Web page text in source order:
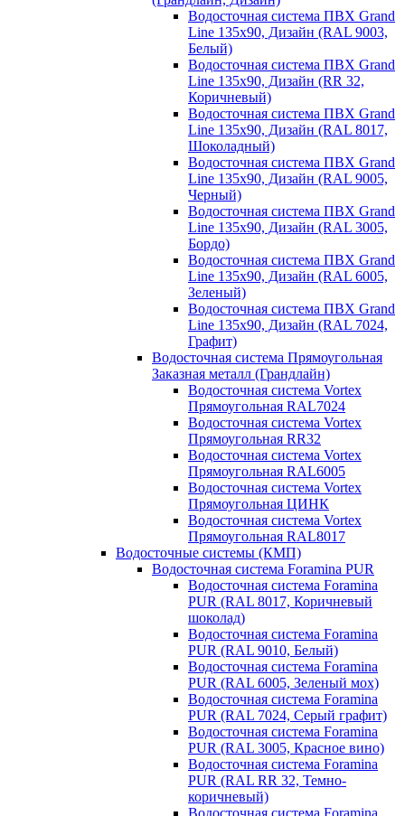
Водосточная система ПВХ Grand
Line 135х90, Дизайн (RAL 9003,
Белый)
Водосточная система ПВХ Grand
Line 135х90, Дизайн (RR 32,
Коричневый)
Водосточная система ПВХ Grand
Line 135х90, Дизайн (RAL 8017,
Шоколадный)
Водосточная система ПВХ Grand
Line 135х90, Дизайн (RAL 9005,
Черный)
Водосточная система ПВХ Grand
Line 135х90, Дизайн (RAL 3005,
Бордо)
Водосточная система ПВХ Grand
Line 135х90, Дизайн (RAL 6005,
Зеленый)
Водосточная система ПВХ Grand
Line 135х90, Дизайн (RAL 7024,
Графит)
Водосточная система Прямоугольная
Заказная металл (Грандлайн)
Водосточная система Vortex
Прямоугольная RAL7024
Водосточная система Vortex
Прямоугольная RR32
Водосточная система Vortex
Прямоугольная RAL6005
Водосточная система Vortex
Прямоугольная ЦИНК
Водосточная система Vortex
Прямоугольная RAL8017
Водосточные системы (КМП)
Водосточная система Foramina PUR
Водосточная система Foramina
PUR (RAL 8017, Коричневый
шоколад)
Водосточная система Foramina
PUR (RAL 9010, Белый)
Водосточная система Foramina
PUR (RAL 6005, Зеленый мох)
Водосточная система Foramina
PUR (RAL 7024, Серый графит)
Водосточная система Foramina
PUR (RAL 3005, Красное вино)
Водосточная система Foramina
PUR (RAL RR 32, Темно-
коричневый)
Водосточная система Foramina